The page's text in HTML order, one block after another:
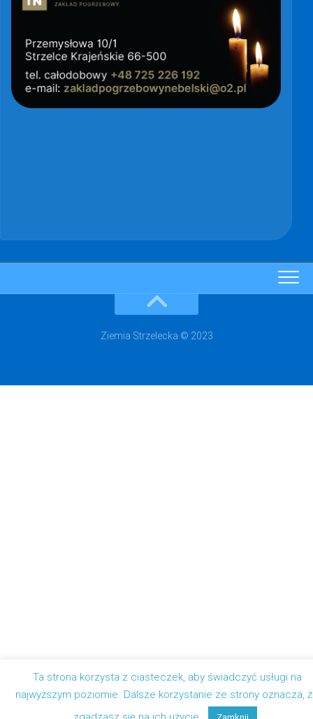
Ziemia Strzelecka © 2023
Ta strona korzysta z ciasteczek, aby świadczyć usługi na
najwyższym poziomie. Dalsze korzystanie ze strony oznacza,